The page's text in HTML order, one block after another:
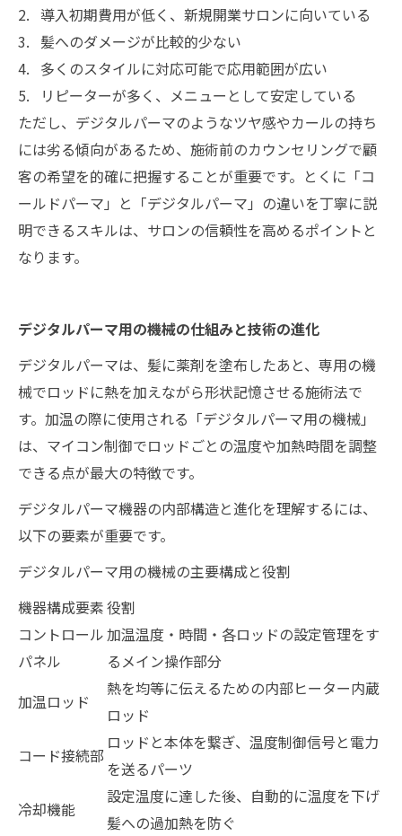
導入初期費用が低く、新規開業サロンに向いている
髪へのダメージが比較的少ない
多くのスタイルに対応可能で応用範囲が広い
リピーターが多く、メニューとして安定している
ただし、デジタルパーマのようなツヤ感やカールの持ち
には劣る傾向があるため、施術前のカウンセリングで顧
客の希望を的確に把握することが重要です。とくに「コ
ールドパーマ」と「デジタルパーマ」の違いを丁寧に説
明できるスキルは、サロンの信頼性を高めるポイントと
なります。
デジタルパーマ用の機械の仕組みと技術の進化
デジタルパーマは、髪に薬剤を塗布したあと、専用の機
械でロッドに熱を加えながら形状記憶させる施術法で
す。加温の際に使用される「デジタルパーマ用の機械」
は、マイコン制御でロッドごとの温度や加熱時間を調整
できる点が最大の特徴です。
デジタルパーマ機器の内部構造と進化を理解するには、
以下の要素が重要です。
デジタルパーマ用の機械の主要構成と役割
機器構成要素役割
コントロール
パネル
加温温度・時間・各ロッドの設定管理をす
るメイン操作部分
加温ロッド
熱を均等に伝えるための内部ヒーター内蔵
ロッド
コード接続部
ロッドと本体を繋ぎ、温度制御信号と電力
を送るパーツ
冷却機能
設定温度に達した後、自動的に温度を下げ
髪への過加熱を防ぐ